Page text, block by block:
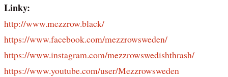
Linky:
http://www.mezzrow.black/
https://www.facebook.com/mezzrowsweden/
https://www.instagram.com/mezzrowswedishthrash/
https://www.youtube.com/user/Mezzrowsweden